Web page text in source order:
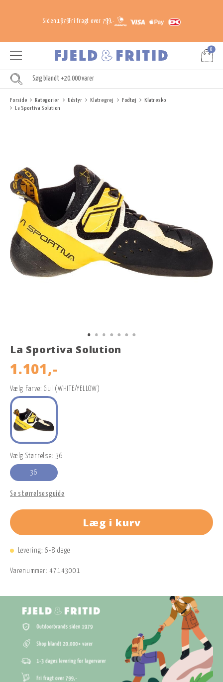
Siden 1979Fri fragt over 799,-
0
Forside Kategorier Udstyr Klatregrej Fodtøj
Klatresko
La Sportiva Solution
La Sportiva Solution
1.101,-
Vælg Farve: Gul (WHITE/YELLOW)
Vælg Størrelse: 36
36
Se størrelsesguide
Læg i kurv
Levering: 6-8 dage
Varenummer: 47143001